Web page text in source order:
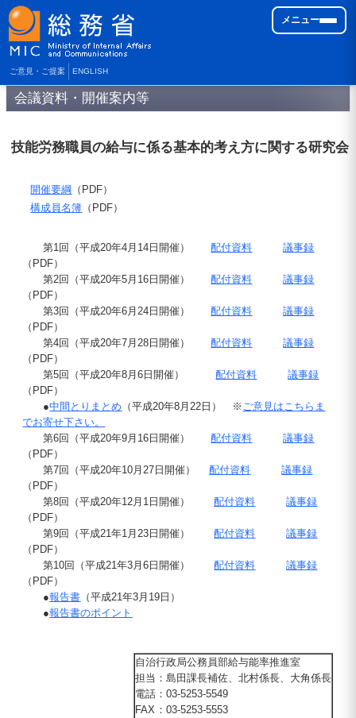
ご意見・ご提案 ENGLISH
メニュー
会議資料・開催案内等
技能労務職員の給与に係る基本的考え方に関する研究会
開催要綱 （ PDF）
構成員名簿 （ PDF）
第1回（平成20年4月 14 日開催）配付資料
議事録
（ PDF）
第2回（平成20年5月 16 日開催）配付資料
議事録
（ PDF）
第3回（平成20年6月24 日開催）配付資料
議事録
（ PDF）
第4回（平成20年7月28 日開催）配付資料
議事録
（ PDF）
第5回（平成20年8月6日開催）配付資料
議事録
（ PDF）
●中間とりまとめ （平成20年8月22 日） ※ ご意見はこちらま
でお寄せ下さい。
第6回（平成20年9月 16 日開催）配付資料
議事録
（ PDF）
第7回（平成20年10月27日開催）配付資料
議事録
（ PDF）
第8回（平成20年12月1日開催）配付資料
議事録
（ PDF）
第9回（平成21年1月23日開催）配付資料
議事録
（ PDF）
第10回（平成21年3月6日開催）配付資料
議事録
（ PDF）
●報告書 （平成21年3月19日）
●報告書のポイント
自治行政局公務員部給与能率推進室
担当 ：島田課長補佐、北村係長、大角係長
電話 ：03-5253-5549
FAX ：03-5253-5553